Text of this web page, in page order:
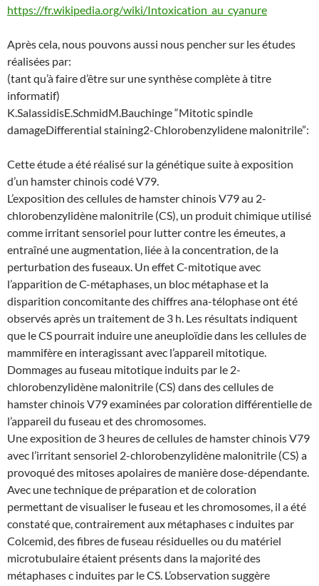
https://fr.wikipedia.org/wiki/Intoxication_au_cyanure
Après cela, nous pouvons aussi nous pencher sur les études
réalisées par:
(tant qu’à faire d’être sur une synthèse complète à titre
informatif)
K.SalassidisE.SchmidM.Bauchinge “Mitotic spindle
damageDifferential staining2-Chlorobenzylidene malonitrile”:
Cette étude a été réalisé sur la génétique suite à exposition
d’un hamster chinois codé V79.
L’exposition des cellules de hamster chinois V79 au 2-
chlorobenzylidène malonitrile (CS), un produit chimique utilisé
comme irritant sensoriel pour lutter contre les émeutes, a
entraîné une augmentation, liée à la concentration, de la
perturbation des fuseaux. Un effet C-mitotique avec
l’apparition de C-métaphases, un bloc métaphase et la
disparition concomitante des chiffres ana-télophase ont été
observés après un traitement de 3 h. Les résultats indiquent
que le CS pourrait induire une aneuploïdie dans les cellules de
mammifère en interagissant avec l’appareil mitotique.
Dommages au fuseau mitotique induits par le 2-
chlorobenzylidène malonitrile (CS) dans des cellules de
hamster chinois V79 examinées par coloration différentielle de
l’appareil du fuseau et des chromosomes.
Une exposition de 3 heures de cellules de hamster chinois V79
avec l’irritant sensoriel 2-chlorobenzylidène malonitrile (CS) a
provoqué des mitoses apolaires de manière dose-dépendante.
Avec une technique de préparation et de coloration
permettant de visualiser le fuseau et les chromosomes, il a été
constaté que, contrairement aux métaphases c induites par
Colcemid, des fibres de fuseau résiduelles ou du matériel
microtubulaire étaient présents dans la majorité des
métaphases c induites par le CS. L’observation suggère